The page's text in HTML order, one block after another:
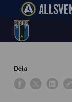
Home»
Dela